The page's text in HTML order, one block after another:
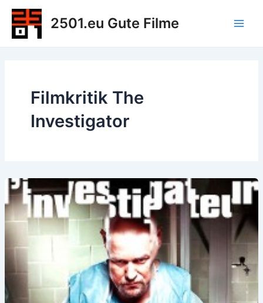
Zum
Inhalt
springen
2501.eu Gute Filme
Filmkritik The
Investigator